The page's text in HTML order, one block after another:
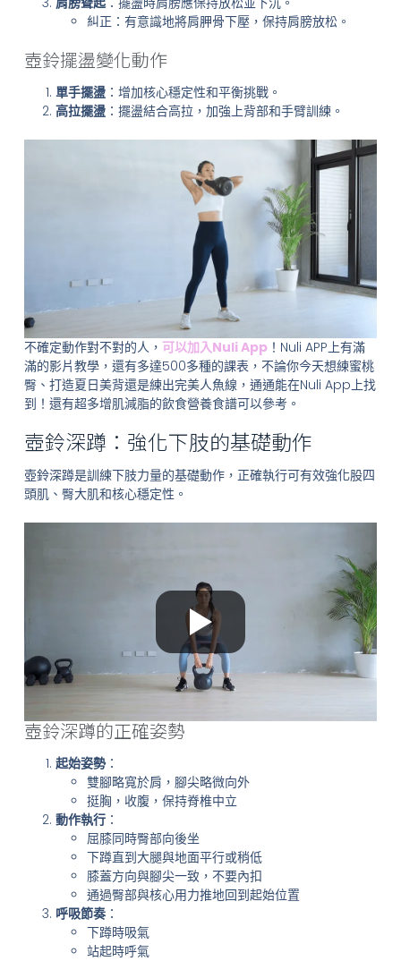
糾正：有意識地將肩胛骨下壓，保持肩膀放松。
壺鈴擺盪變化動作
單手擺盪：增加核心穩定性和平衡挑戰。
高拉擺盪：擺盪結合高拉，加強上背部和手臂訓練。
不確定動作對不對的人， 可以加入Nuli App！Nuli APP上有滿
滿的影片教學，還有多達500多種的課表，不論你今天想練蜜桃
臀、打造夏日美背還是練出完美人魚線，通通能在Nuli App上找
到！還有超多增肌減脂的飲食營養食譜可以參考。
壺鈴深蹲：強化下肢的基礎動作
壺鈴深蹲是訓練下肢力量的基礎動作，正確執行可有效強化股四
頭肌、臀大肌和核心穩定性。
壺鈴深蹲的正確姿勢
起始姿勢：
雙腳略寬於肩，腳尖略微向外
挺胸，收腹，保持脊椎中立
動作執行：
屈膝同時臀部向後坐
下蹲直到大腿與地面平行或稍低
膝蓋方向與腳尖一致，不要內扣
通過臀部與核心用力推地回到起始位置
呼吸節奏：
下蹲時吸氣
站起時呼氣